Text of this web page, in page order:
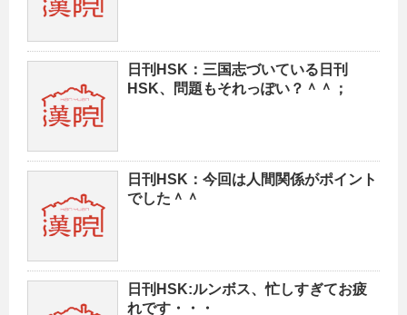
日刊HSK：三国志づいている日刊
HSK、問題もそれっぽい？＾＾；
日刊HSK：今回は人間関係がポイント
でした＾＾
日刊HSK:ルンボス、忙しすぎてお疲
れです・・・